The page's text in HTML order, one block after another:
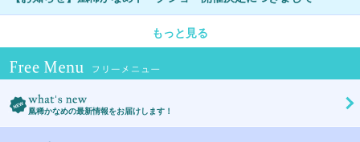
もっと見る
What's new
凰稀かなめの最新情報をお届けします！